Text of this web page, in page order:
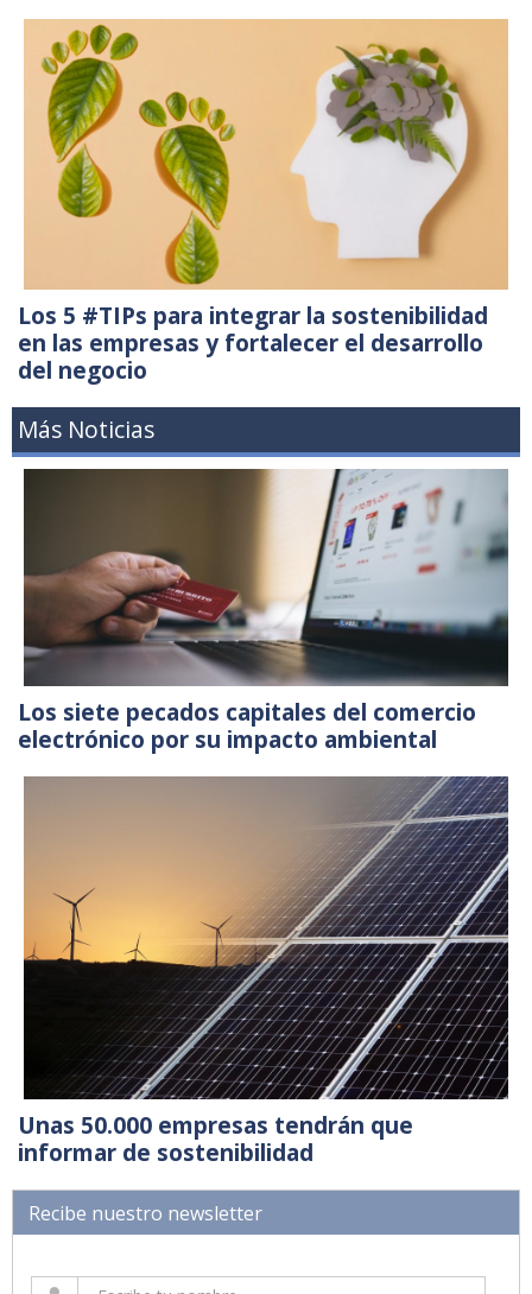
Los 5 #TIPs para integrar la sostenibilidad
en las empresas y fortalecer el desarrollo
del negocio
Más Noticias
Los siete pecados capitales del comercio
electrónico por su impacto ambiental
Unas 50.000 empresas tendrán que
informar de sostenibilidad
Recibe nuestro newsletter